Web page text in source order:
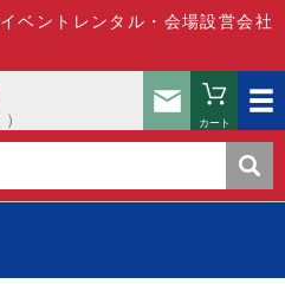
ベントレンタル・会場設営会社
お問い
カート